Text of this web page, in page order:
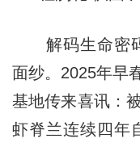
解码生命密码
面纱。2025年早
基地传来喜讯：
虾脊兰连续四年